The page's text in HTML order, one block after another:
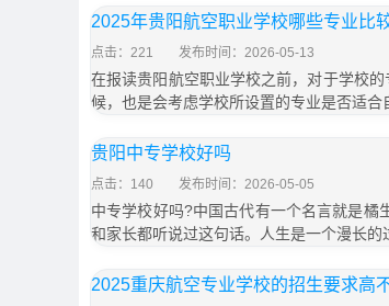
2025年贵阳航空职业学校哪些专业比
点击：221 发布时间：2026-05-13
在报读贵阳航空职业学校之前，对于学校
候，也是会考虑学校所设置的专业是否适合
贵阳中专学校好吗
点击：140 发布时间：2026-05-05
中专学校好吗?中国古代有一个名言就是橘
和家长都听说过这句话。人生是一个漫长的
2025重庆航空专业学校的招生要求高